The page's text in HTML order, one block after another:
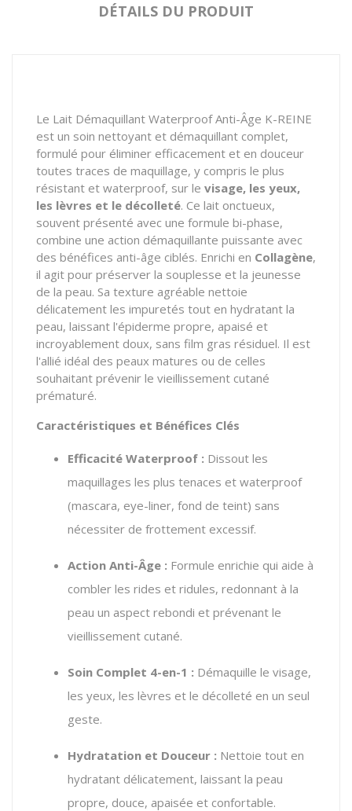
DÉTAILS DU PRODUIT
Le Lait Démaquillant Waterproof Anti-Âge K-REINE
est un soin nettoyant et démaquillant complet,
formulé pour éliminer efficacement et en douceur
toutes traces de maquillage, y compris le plus
résistant et waterproof, sur le visage, les yeux,
les lèvres et le décolleté. Ce lait onctueux,
souvent présenté avec une formule bi-phase,
combine une action démaquillante puissante avec
des bénéfices anti-âge ciblés. Enrichi en Collagène,
il agit pour préserver la souplesse et la jeunesse
de la peau. Sa texture agréable nettoie
délicatement les impuretés tout en hydratant la
peau, laissant l'épiderme propre, apaisé et
incroyablement doux, sans film gras résiduel. Il est
l'allié idéal des peaux matures ou de celles
souhaitant prévenir le vieillissement cutané
prématuré.
Caractéristiques et Bénéfices Clés
Efficacité Waterproof : Dissout les
maquillages les plus tenaces et waterproof
(mascara, eye-liner, fond de teint) sans
nécessiter de frottement excessif.
Action Anti-Âge : Formule enrichie qui aide à
combler les rides et ridules, redonnant à la
peau un aspect rebondi et prévenant le
vieillissement cutané.
Soin Complet 4-en-1 : Démaquille le visage,
les yeux, les lèvres et le décolleté en un seul
geste.
Hydratation et Douceur : Nettoie tout en
hydratant délicatement, laissant la peau
propre, douce, apaisée et confortable.